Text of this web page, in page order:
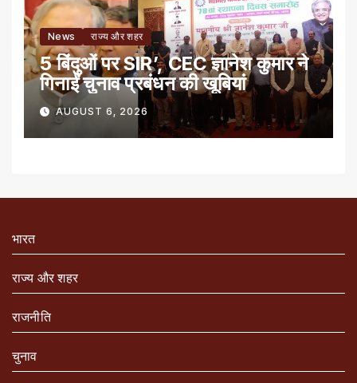
News राज्य और शहर
5 बिंदुओं पर SIR’, CEC ज्ञानेश कुमार ने
गिनाईं चुनाव प्रबंधन की खूबियां
AUGUST 6, 2026
भारत
राज्य और शहर
राजनीति
चुनाव